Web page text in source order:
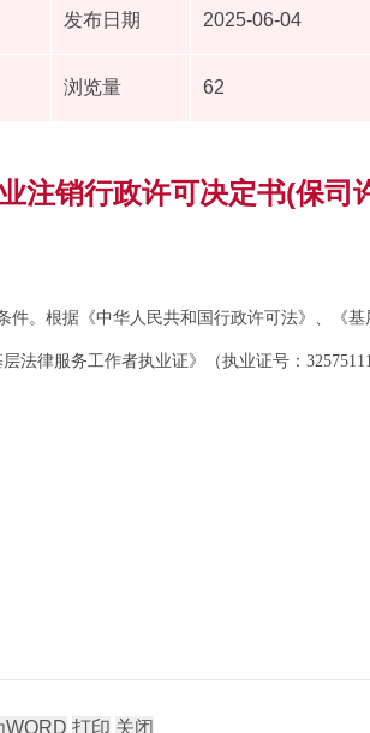
发布日期 2025-06-04
浏览量 62
注销行政许可决定书(保司
。根据《中华人民共和国行政许可法》、《
律服务工作者执业证》（执业证号：